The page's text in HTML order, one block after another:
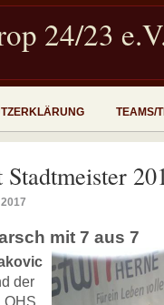
24/23
TEAMS/
mit 7 aus 7
der
OHS